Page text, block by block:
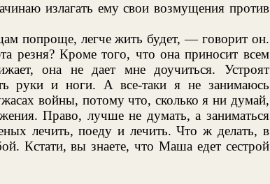
излагать ему свои возмущения против
попроще, легче жить будет, — говорит он.
резня? Кроме того, что она приносит всем
она не дает мне доучиться. Устроят
руки и ноги. А все-таки я не занимаюсь
войны, потому что, сколько я ни думай,
Право, лучше не думать, а заниматься
лечить, поеду и лечить. Что ж делать, в
Кстати, вы знаете, что Маша едет сестрой